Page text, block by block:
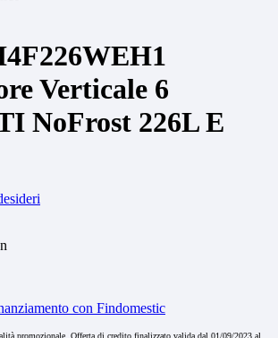
Verticale 6
NoFrost 226L E
con Findomestic
promozionale. Offerta di credito finalizzato valida dal 01/09/2023 al